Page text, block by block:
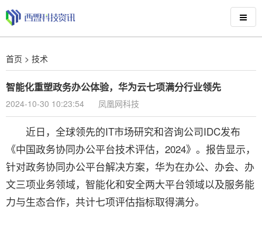
首页 > 技术
智能化重塑政务办公体验，华为云七项满分行业领先
2024-10-30 10:23:54 凤凰网科技
近日，全球领先的IT市场研究和咨询公司IDC发布
《中国政务协同办公平台技术评估，2024》。报告显示，
针对政务协同办公平台解决方案，华为在办公、办会、办
文三项业务领域，智能化和安全两大平台领域以及服务能
力与生态合作，共计七项评估指标取得满分。